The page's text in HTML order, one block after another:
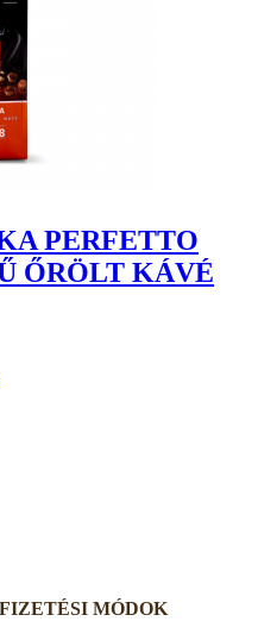
PERFETTO
ŐRÖLT KÁVÉ
MÓDOK